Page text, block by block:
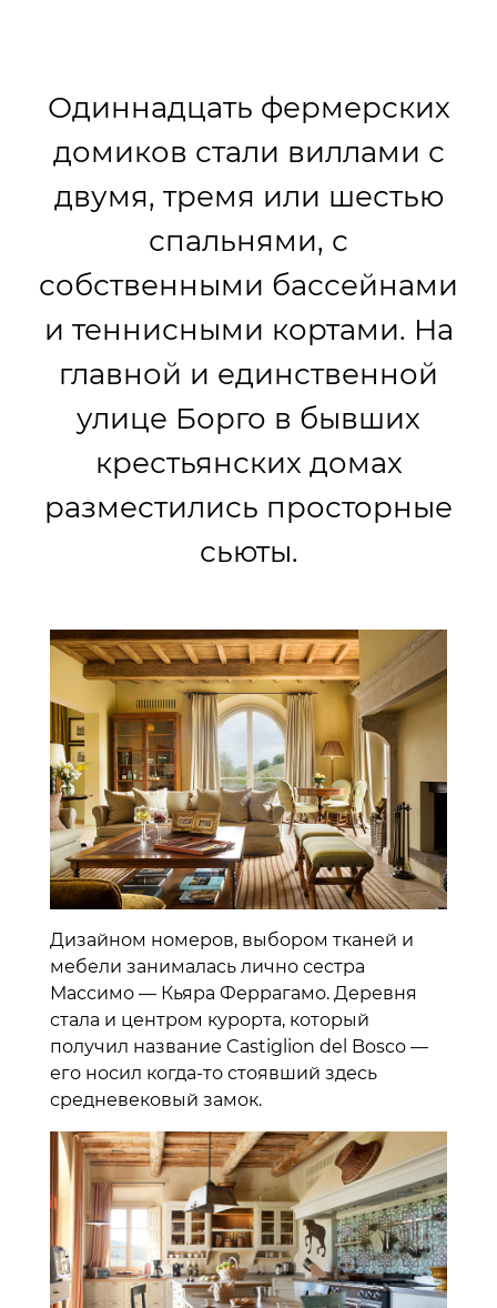
Одиннадцать фермерских
домиков стали виллами с
двумя, тремя или шестью
спальнями, с
собственными бассейнами
и теннисными кортами. На
главной и единственной
улице Борго в бывших
крестьянских домах
разместились просторные
сьюты.
Дизайном номеров, выбором тканей и
мебели занималась лично сестра
Массимо — Кьяра Феррагамо. Деревня
стала и центром курорта, который
получил название Castiglion del Bosco —
его носил когда-то стоявший здесь
средневековый замок.